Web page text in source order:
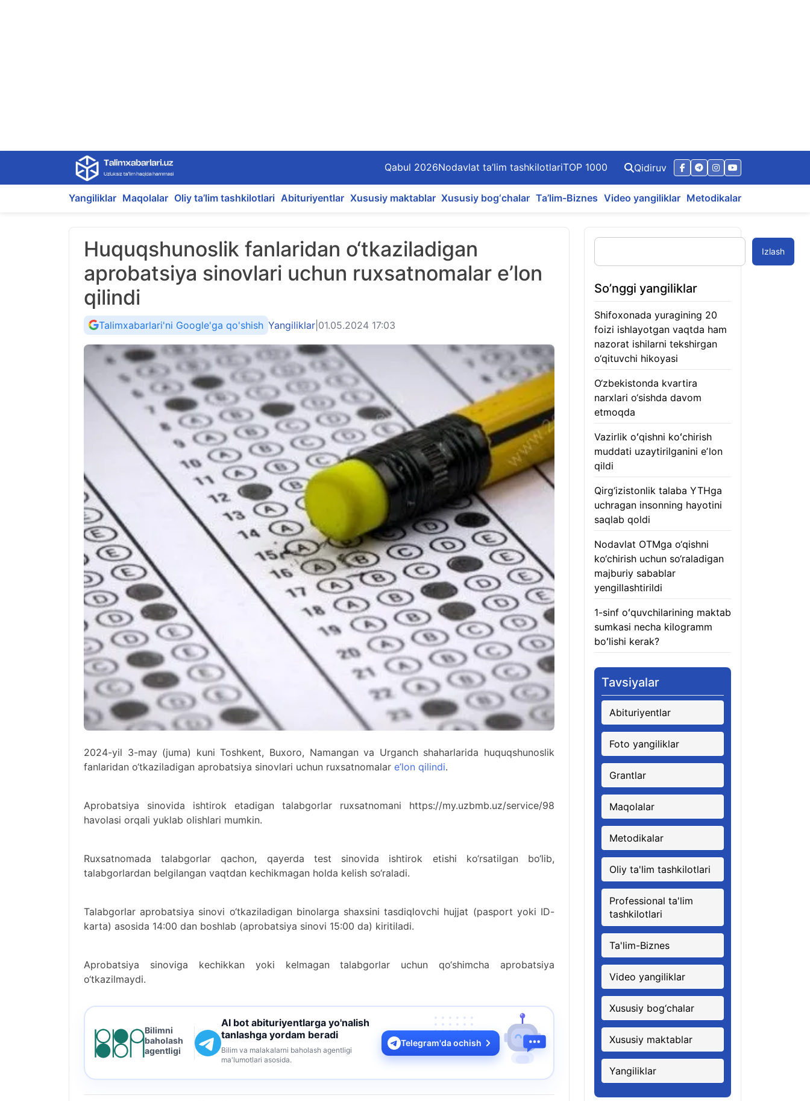
content
Qabul 2026Nodavlat ta’lim tashkilotlariTOP 1000 Qidiruv
Yangiliklar Maqolalar Oliy ta’lim tashkilotlari Abituriyentlar Xususiy maktablar Xususiy bog‘chalar Ta’lim-Biznes Video yangiliklar Metodikalar
Huquqshunoslik fanlaridan o‘tkaziladigan
aprobatsiya sinovlari uchun ruxsatnomalar e’lon
qilindi
Talimxabarlari'ni Google'ga qo'shish Yangiliklar 01.05.2024 17:03
2024-yil 3-may (juma) kuni Toshkent, Buxoro, Namangan va Urganch shaharlarida huquqshunoslik
fanlaridan o‘tkaziladigan aprobatsiya sinovlari uchun ruxsatnomalar e’lon qilindi.
Aprobatsiya sinovida ishtirok etadigan talabgorlar ruxsatnomani https://my.uzbmb.uz/service/98
havolasi orqali yuklab olishlari mumkin.
Ruxsatnomada talabgorlar qachon, qayerda test sinovida ishtirok etishi ko‘rsatilgan bo‘lib,
talabgorlardan belgilangan vaqtdan kechikmagan holda kelish so‘raladi.
Talabgorlar aprobatsiya sinovi o‘tkaziladigan binolarga shaxsini tasdiqlovchi hujjat (pasport yoki ID-
karta) asosida 14:00 dan boshlab (aprobatsiya sinovi 15:00 da) kiritiladi.
Aprobatsiya sinoviga kechikkan yoki kelmagan talabgorlar uchun qo‘shimcha aprobatsiya
o‘tkazilmaydi.
Bilimni
baholash
agentligi
AI bot abituriyentlarga yo'nalish
tanlashga yordam beradi
Bilim va malakalarni baholash agentligi
ma'lumotlari asosida.
Telegram'da ochish
Izlash
So’nggi yangiliklar
Shifoxonada yuragining 20
foizi ishlayotgan vaqtda ham
nazorat ishilarni tekshirgan
o‘qituvchi hikoyasi
O‘zbekistonda kvartira
narxlari o‘sishda davom
etmoqda
Vazirlik oʻqishni koʻchirish
muddati uzaytirilganini eʼlon
qildi
Qirg‘izistonlik talaba YTHga
uchragan insonning hayotini
saqlab qoldi
Nodavlat OTMga o‘qishni
ko‘chirish uchun so‘raladigan
majburiy sabablar
yengillashtirildi
1-sinf oʻquvchilarining maktab
sumkasi necha kilogramm
boʻlishi kerak?
Tavsiyalar
Abituriyentlar
Foto yangiliklar
Grantlar
Maqolalar
Metodikalar
Oliy ta'lim tashkilotlari
Professional ta'lim
tashkilotlari
Ta'lim-Biznes
Video yangiliklar
Xususiy bog‘chalar
Xususiy maktablar
Yangiliklar